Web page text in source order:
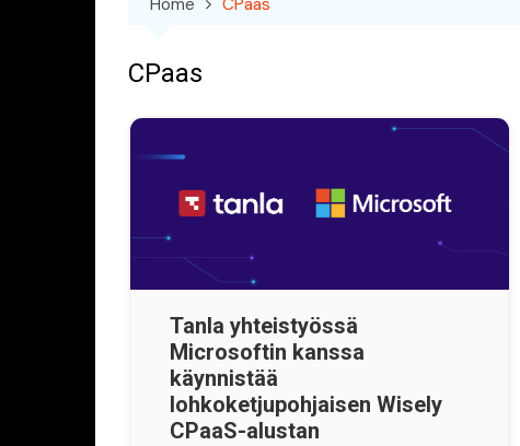
CPaas
Tanla yhteistyössä
Microsoftin kanssa
käynnistää
lohkoketjupohjaisen Wisely
CPaaS-alustan